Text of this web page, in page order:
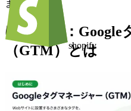
shopify
まとめます。
はじめに：Google
（GTM）とは